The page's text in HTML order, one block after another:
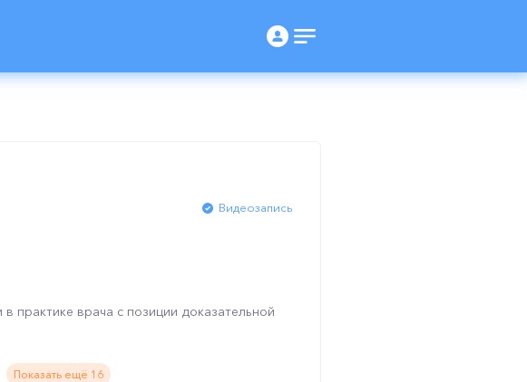
Видеозапись
врача с позиции доказательной
Показать ещё 16